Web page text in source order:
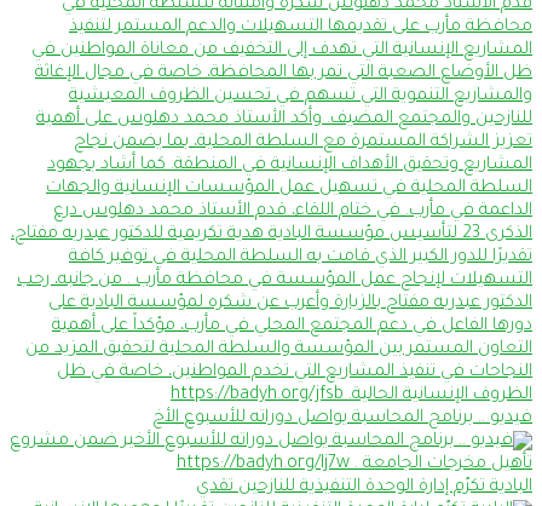
فيديو .. برنامج المحاسبة يواصل دوراته للأسبوع الأخ
البادية تكرّم إدارة الوحدة التنفيذية للنازحين تقدي